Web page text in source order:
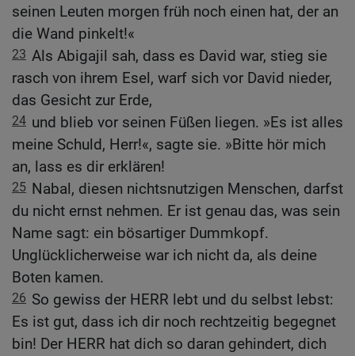
seinen Leuten morgen früh noch einen hat, der an
die Wand pinkelt!«
23 Als Abigajil sah, dass es David war, stieg sie
rasch von ihrem Esel, warf sich vor David nieder,
das Gesicht zur Erde,
24 und blieb vor seinen Füßen liegen. »Es ist alles
meine Schuld, Herr!«, sagte sie. »Bitte hör mich
an, lass es dir erklären!
25 Nabal, diesen nichtsnutzigen Menschen, darfst
du nicht ernst nehmen. Er ist genau das, was sein
Name sagt: ein bösartiger Dummkopf.
Unglücklicherweise war ich nicht da, als deine
Boten kamen.
26 So gewiss der HERR lebt und du selbst lebst:
Es ist gut, dass ich dir noch rechtzeitig begegnet
bin! Der HERR hat dich so daran gehindert, dich